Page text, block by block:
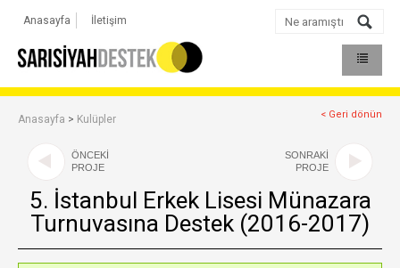
Anasayfa İletişim
Anasayfa > Kulüpler < Geri dönün
ÖNCEKİ
PROJE
5. İstanbul Erkek Lisesi Münazara
Turnuvasına Destek (2016-2017)
SONRAKİ
PROJE